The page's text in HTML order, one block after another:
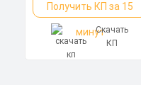
Цена по запросу
Получить КП за 15
Получить КП за 15
минутСкачать
КП